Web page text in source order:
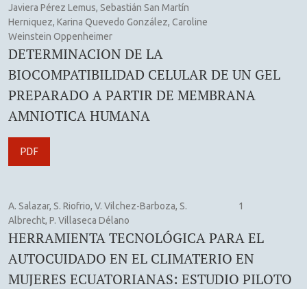
Javiera Pérez Lemus, Sebastián San Martín
Herniquez, Karina Quevedo González, Caroline
Weinstein Oppenheimer
DETERMINACION DE LA
BIOCOMPATIBILIDAD CELULAR DE UN GEL
PREPARADO A PARTIR DE MEMBRANA
AMNIOTICA HUMANA
PDF
A. Salazar, S. Riofrio, V. Vilchez-Barboza, S.
Albrecht, P. Villaseca Délano
1
HERRAMIENTA TECNOLÓGICA PARA EL
AUTOCUIDADO EN EL CLIMATERIO EN
MUJERES ECUATORIANAS: ESTUDIO PILOTO